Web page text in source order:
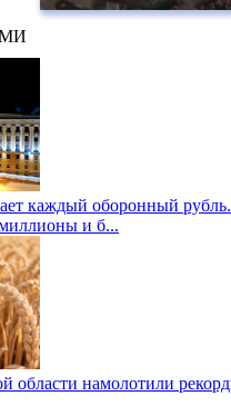
каждый оборонный
и б...
области намолотили